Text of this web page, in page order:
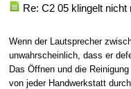
Re: C2 05 klingelt nicht
Wenn der Lautsprecher
unwahrscheinlich, dass er
Das Öffnen und die
von jeder Handwerkstatt